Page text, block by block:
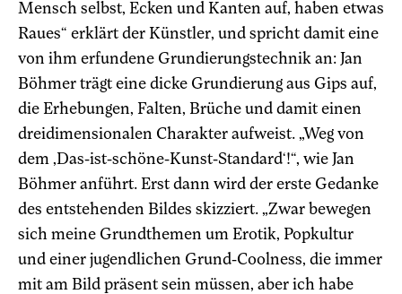
Mensch selbst, Ecken und Kanten auf, haben etwas
Raues“ erklärt der Künstler, und spricht damit eine
von ihm erfundene Grundierungstechnik an: Jan
Böhmer trägt eine dicke Grundierung aus Gips auf,
die Erhebungen, Falten, Brüche und damit einen
dreidimensionalen Charakter aufweist. „Weg von
dem ‚Das-ist-schöne-Kunst-Standard‘!“, wie Jan
Böhmer anführt. Erst dann wird der erste Gedanke
des entstehenden Bildes skizziert. „Zwar bewegen
sich meine Grundthemen um Erotik, Popkultur
und einer jugendlichen Grund-Coolness, die immer
mit am Bild präsent sein müssen, aber ich habe